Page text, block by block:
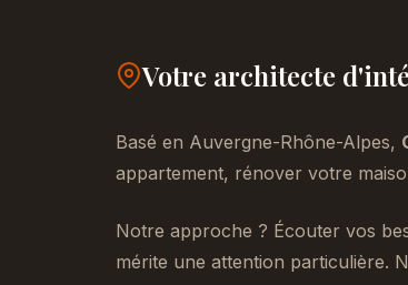
Votre architecte
Basé en Auvergne-Rhône-Alpes,
appartement, rénover votre
Notre approche ? Écouter vos
mérite une attention particulière.